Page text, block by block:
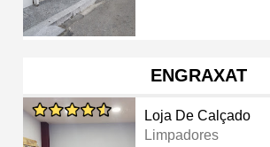
ENGRAXAT
Loja De Calçado
Limpadores